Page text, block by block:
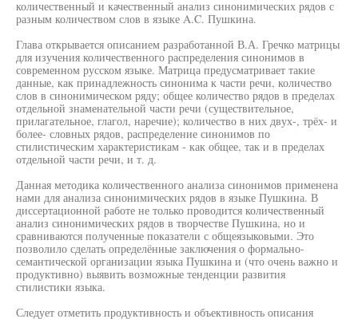
количественный и качественный анализ синонимических рядов с
разным количеством слов в языке A.C. Пушкина.
Глава открывается описанием разработанной В.А. Гречко матрицы
для изучения количественного распределения синонимов в
современном русском языке. Матрица предусматривает такие
данные, как принадлежность синонима к части речи, количество
слов в синонимическом ряду; общее количество рядов в пределах
отдельной знаменательной части речи (существительное,
прилагательное, глагол, наречие); количество в них двух-, трёх- и
более- словных рядов, распределение синонимов по
стилистическим характеристикам - как общее, так и в пределах
отдельной части речи, и т. д.
Данная методика количественного анализа синонимов применена
нами для анализа синонимических рядов в языке Пушкина. В
диссертационной работе не только проводится количественный
анализ синонимических рядов в творчестве Пушкина, но и
сравниваются полученные показатели с общеязыковыми. Это
позволило сделать определённые заключения о формально-
семантической организации языка Пушкина и (что очень важно и
продуктивно) выявить возможные тенденции развития
стилистики языка.
Следует отметить продуктивность и объективность описания